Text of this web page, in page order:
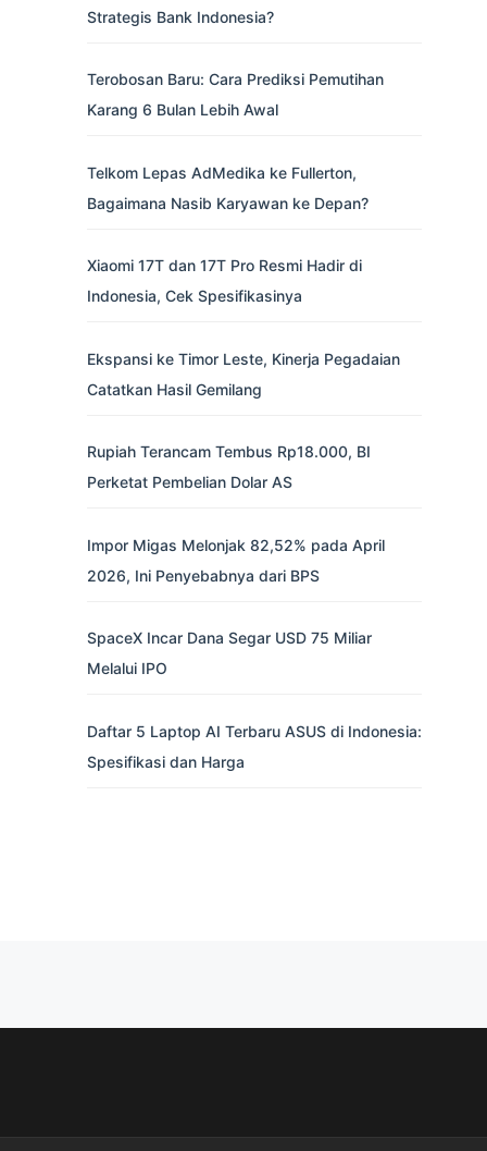
Strategis Bank Indonesia?
Terobosan Baru: Cara Prediksi Pemutihan
Karang 6 Bulan Lebih Awal
Telkom Lepas AdMedika ke Fullerton,
Bagaimana Nasib Karyawan ke Depan?
Xiaomi 17T dan 17T Pro Resmi Hadir di
Indonesia, Cek Spesifikasinya
Ekspansi ke Timor Leste, Kinerja Pegadaian
Catatkan Hasil Gemilang
Rupiah Terancam Tembus Rp18.000, BI
Perketat Pembelian Dolar AS
Impor Migas Melonjak 82,52% pada April
2026, Ini Penyebabnya dari BPS
SpaceX Incar Dana Segar USD 75 Miliar
Melalui IPO
Daftar 5 Laptop AI Terbaru ASUS di Indonesia:
Spesifikasi dan Harga